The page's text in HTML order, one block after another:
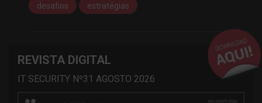
desafios
estratégias
REVISTA DIGITAL
IT SECURITY Nº31 AGOSTO 2026